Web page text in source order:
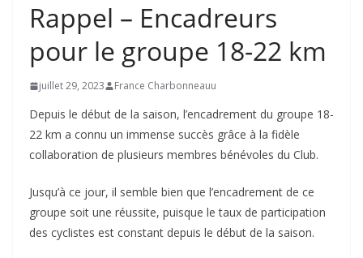
Rappel – Encadreurs
pour le groupe 18-22 km
juillet 29, 2023 France Charbonneauu
Depuis le début de la saison, l’encadrement du groupe 18-
22 km a connu un immense succès grâce à la fidèle
collaboration de plusieurs membres bénévoles du Club.
Jusqu’à ce jour, il semble bien que l’encadrement de ce
groupe soit une réussite, puisque le taux de participation
des cyclistes est constant depuis le début de la saison.